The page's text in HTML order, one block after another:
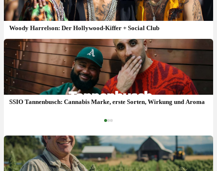
Woody Harrelson: Der Hollywood-Kiffer + Social Club
SSIO Tannenbusch: Cannabis Marke, erste Sorten, Wirkung und Aroma
SSIO Tannenbusch: Cannabis Marke, erste Sorten, Wirkung und
Aroma